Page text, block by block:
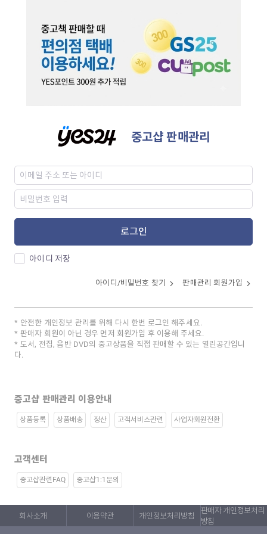
중고샵 판매관리
로그인
아이디 저장
아이디/비밀번호 찾기 판매관리 회원가입
안전한 개인정보 관리를 위해 다시 한번 로그인 해주세요.
판매자 회원이 아닌 경우 먼저 회원가입 후 이용해 주세요.
도서, 전집, 음반 DVD의 중고상품을 직접 판매할 수 있는 열린공간입니
다.
중고샵 판매관리 이용안내
상품등록 상품배송 정산 고객서비스관련 사업자회원전환
고객센터
중고샵관련FAQ 중고샵1:1문의
회사소개 이용약관 개인정보처리방침
판매자 개인정보처리
방침